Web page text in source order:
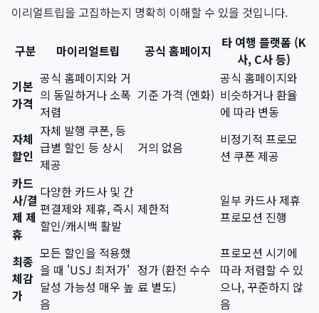
이리얼트립을 고집하는지 명확히 이해할 수 있을 것입니다.
구분 마이리얼트립 공식 홈페이지
타 여행 플랫폼 (K
사, C사 등)
기본
가격
공식 홈페이지와 거
의 동일하거나 소폭
저렴
기준 가격 (엔화)
공식 홈페이지와
비슷하거나 환율
에 따라 변동
자체
할인
자체 발행 쿠폰, 등
급별 할인 등 상시
제공
거의 없음
비정기적 프로모
션 쿠폰 제공
카드
사/결
제 제
휴
다양한 카드사 및 간
편결제와 제휴, 즉시
할인/캐시백 활발
제한적
일부 카드사 제휴
프로모션 진행
최종
체감
가
모든 할인을 적용했
을 때 'USJ 최저가'
달성 가능성 매우 높
음
정가 (환전 수수
료 별도)
프로모션 시기에
따라 저렴할 수 있
으나, 꾸준하지 않
음